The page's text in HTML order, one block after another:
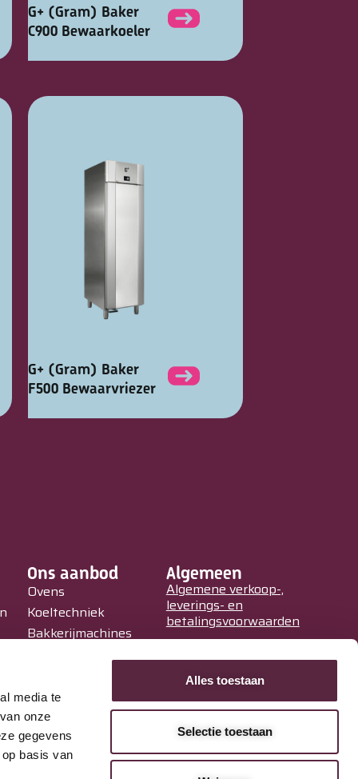
media te
onze
gegevens
basis van
Alles toestaan
Selectie toestaan
G+ (Gram) Baker
C900 Bewaarkoeler
G+ (Gram) Baker
F500 Bewaarvriezer
Ons aanbod
Ovens
Koeltechniek
Bakkerijmachines
Occasions
Service &
Onderhoud
Algemeen
Algemene verkoop-,
leverings- en
betalingsvoorwaarden